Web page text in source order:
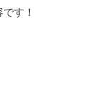
す！